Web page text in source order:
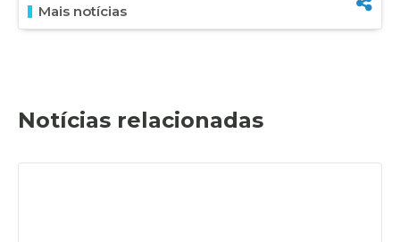
Mais notícias
Notícias relacionadas